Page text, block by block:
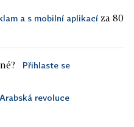
a s mobilní aplikací za 80
Přihlaste se
revoluce